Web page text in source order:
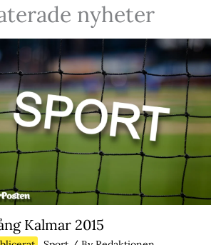
nyheter
Kalmar 2015